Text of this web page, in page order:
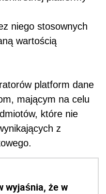
niego stosownych
wartością
platform dane
mającym na celu
które nie
z
wyjaśnia, że w